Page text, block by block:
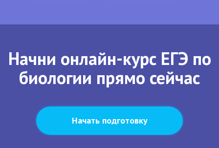
Начни онлайн-курс ЕГЭ по
биологии прямо сейчас
Начать подготовку